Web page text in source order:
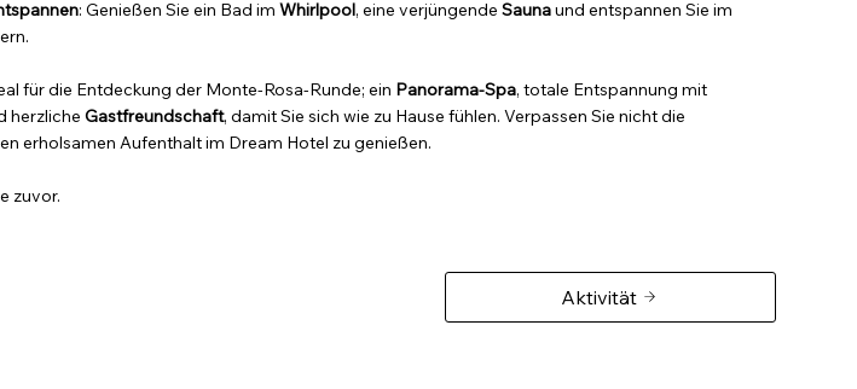
: Genießen Sie ein Bad im Whirlpool, eine verjüngende Saunaund entspannen Sie im
für die Entdeckung der Monte-Rosa-Runde; ein Panorama-Spa, totale Entspannung mit
herzliche Gastfreundschaft, damit Sie sich wie zu Hause fühlen. Verpassen Sie nicht die
erholsamen Aufenthalt im Dream Hotel zu genießen.
zuvor.
Aktivität